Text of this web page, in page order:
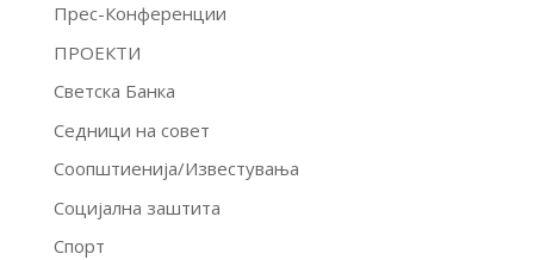
Прес-Конференции
ПРОЕКТИ
Светска Банка
Седници на совет
Соопштиенија/Известувања
Социјална заштита
Спорт